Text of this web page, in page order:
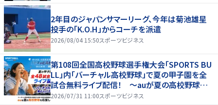
2年目のジャパンサマーリーグ、今年は菊池雄星
投手の「K.O.H」からコーチを派遣
2026/08/04 15:50スポーツビジネス
第108回全国高校野球選手権大会「SPORTS BU
LL」内「バーチャル高校野球」で夏の甲子園を全
試合無料ライブ配信！ ～auが夏の高校野球を
応援！夏を盛り上げるライブ配信番組 「応援甲子
2026/07/31 11:00スポーツビジネス